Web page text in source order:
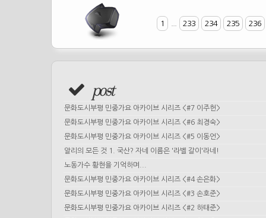
1 233 234 235 236
post
문화도시부평 민중가요 아카이브 시리즈 <#7 이주헌>
문화도시부평 민중가요 아카이브 시리즈 <#6 최경숙>
문화도시부평 민중가요 아카이브 시리즈 <#5 이동언>
알리의 모든 것 1. 국산? 자네 이름은 '라벨 갈이'라네!
노동가수 황현을 기억하며...
문화도시부평 민중가요 아카이브 시리즈 <#4 손은화>
문화도시부평 민중가요 아카이브 시리즈 <#3 손호준>
문화도시부평 민중가요 아카이브 시리즈 <#2 하태준>